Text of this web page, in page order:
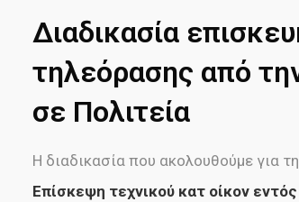
Διαδικασία
τηλεόρασης από
σε Πολιτεία
Η διαδικασία που ακολουθούμε για
Επίσκεψη τεχνικού κατ οίκον